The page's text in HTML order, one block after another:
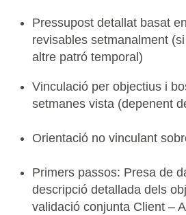
Pressupost detallat basat
revisables setmanalment
altre patró temporal)
Vinculació per objectius i
setmanes vista (depenent
Orientació no vinculant
Primers passos: Presa de
descripció detallada dels
validació conjunta Client –